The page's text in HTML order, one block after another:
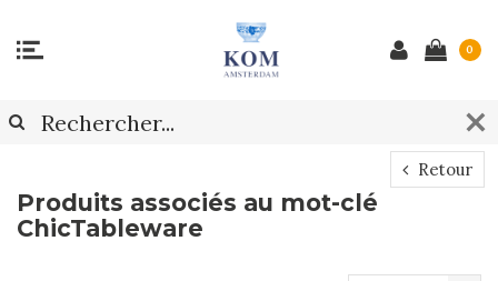
0
Retour
Produits associés au mot-clé
ChicTableware